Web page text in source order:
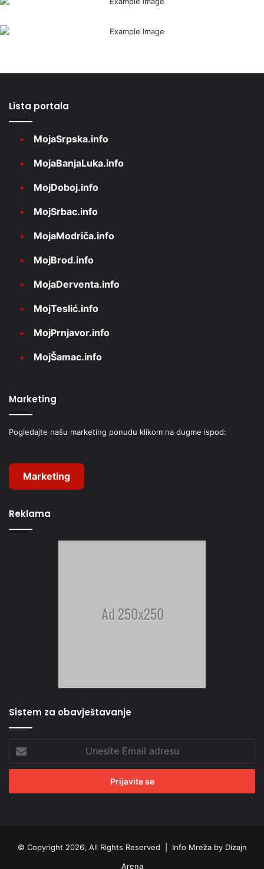
Lista portala
MojaSrpska.info
MojaBanjaLuka.info
MojDoboj.info
MojSrbac.info
MojaModriča.info
MojBrod.info
MojaDerventa.info
MojTeslić.info
MojPrnjavor.info
MojŠamac.info
Marketing
Pogledajte našu marketing ponudu klikom na dugme ispod:
Marketing
Reklama
Sistem za obavještavanje
Email
adresu
© Copyright 2026, All Rights Reserved | Info Mreža by Dizajn
Arena